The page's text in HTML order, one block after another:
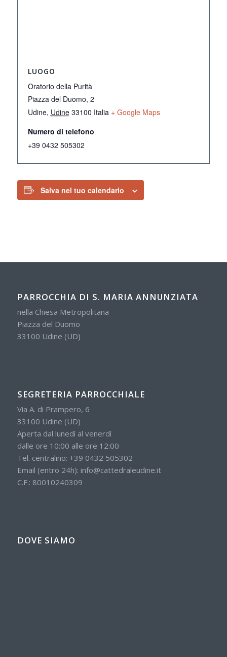
LUOGO
Oratorio della Purità
Piazza del Duomo, 2
Udine, Udine 33100 Italia + Google Maps
Numero di telefono
+39 0432 505302
Salva nel tuo calendario
PARROCCHIA DI S. MARIA ANNUNZIATA
nella Chiesa Metropolitana
Piazza del Duomo
33100 Udine (UD)
SEGRETERIA PARROCCHIALE
Via A. di Prampero, 6
33100 Udine (UD)
Aperta dal lunedì al venerdì
dalle ore 10:00 alle ore 12:00
Tel. centralino: +39 0432 505302
Email (entro 24h): info@cattedraleudine.it
C.F.: 80010240309
DOVE SIAMO